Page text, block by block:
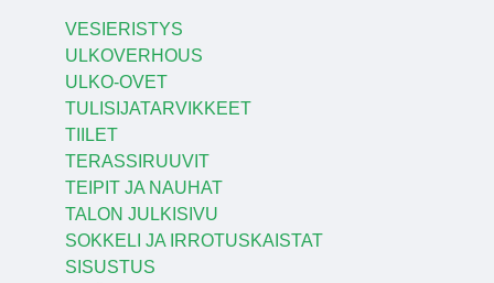
VESIERISTYS
ULKOVERHOUS
ULKO-OVET
TULISIJATARVIKKEET
TIILET
TERASSIRUUVIT
TEIPIT JA NAUHAT
TALON JULKISIVU
SOKKELI JA IRROTUSKAISTAT
SISUSTUS